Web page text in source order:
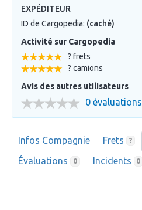
EXPÉDITEUR
ID de Cargopedia: (caché)
Activité sur Cargopedia
? frets
? camions
Avis des autres utilisateurs
0 évaluations
Infos Compagnie Frets ?
Évaluations 0 Incidents 0